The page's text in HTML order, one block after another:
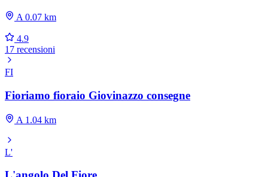
A 0.07 km
4.9
17 recensioni
FI
Fioriamo fioraio Giovinazzo consegne
A 1.04 km
L'